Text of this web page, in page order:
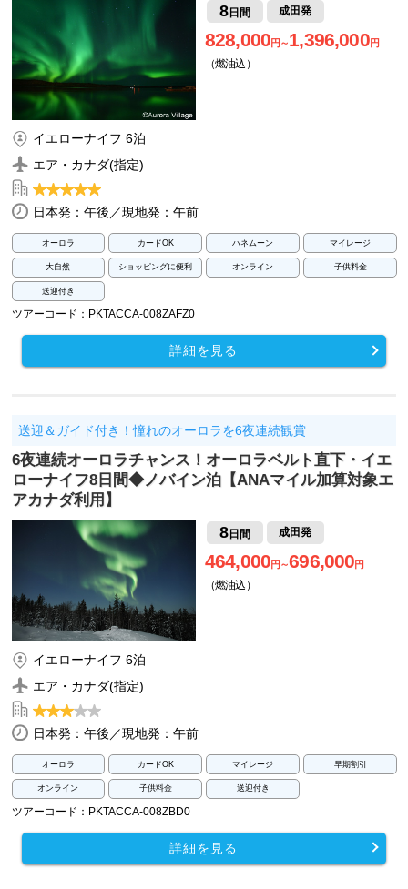
8日間 成田発
828,000円～1,396,000円
（燃油込）
イエローナイフ 6泊
エア・カナダ(指定)
日本発：午後／現地発：午前
オーロラ カードOK ハネムーン マイレージ
大自然 ショッピングに便利 オンライン 子供料金
送迎付き
ツアーコード：PKTACCA-008ZAFZ0
詳細を見る
送迎＆ガイド付き！憧れのオーロラを6夜連続観賞
6夜連続オーロラチャンス！オーロラベルト直下・イエ
ローナイフ8日間◆ノバイン泊【ANAマイル加算対象エ
アカナダ利用】
8日間 成田発
464,000円～696,000円
（燃油込）
イエローナイフ 6泊
エア・カナダ(指定)
日本発：午後／現地発：午前
オーロラ カードOK マイレージ 早期割引
オンライン 子供料金 送迎付き
ツアーコード：PKTACCA-008ZBD0
詳細を見る